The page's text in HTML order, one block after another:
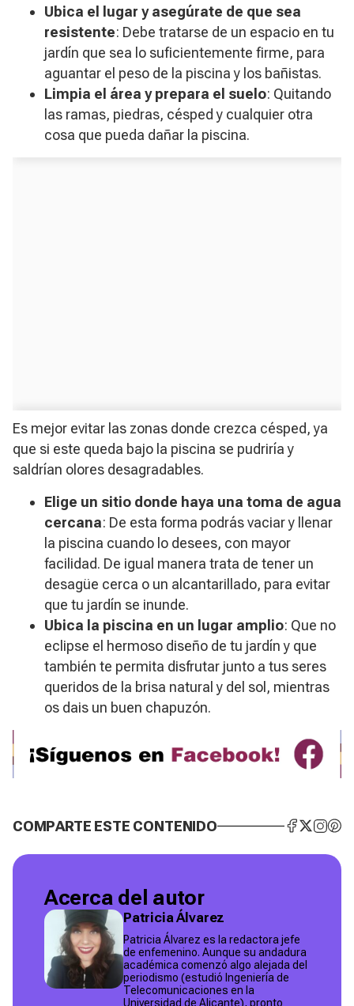
Ubica el lugar y asegúrate de que sea
resistente: Debe tratarse de un espacio en tu
jardín que sea lo suficientemente firme, para
aguantar el peso de la piscina y los bañistas.
Limpia el área y prepara el suelo: Quitando
las ramas, piedras, césped y cualquier otra
cosa que pueda dañar la piscina.
Es mejor evitar las zonas donde crezca césped, ya
que si este queda bajo la piscina se pudriría y
saldrían olores desagradables.
Elige un sitio donde haya una toma de agua
cercana: De esta forma podrás vaciar y llenar
la piscina cuando lo desees, con mayor
facilidad. De igual manera trata de tener un
desagüe cerca o un alcantarillado, para evitar
que tu jardín se inunde.
Ubica la piscina en un lugar amplio: Que no
eclipse el hermoso diseño de tu jardín y que
también te permita disfrutar junto a tus seres
queridos de la brisa natural y del sol, mientras
os dais un buen chapuzón.
COMPARTE ESTE CONTENIDO
Acerca del autor
Patricia Álvarez
Patricia Álvarez es la redactora jefe
de enfemenino. Aunque su andadura
académica comenzó algo alejada del
periodismo (estudió Ingeniería de
Telecomunicaciones en la
Universidad de Alicante), pronto